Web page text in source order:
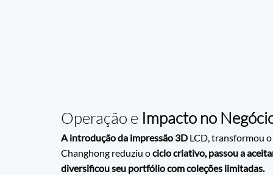
Operação e Impacto no
A introdução da impressão 3D LCD, transformou
Changhong reduziu o ciclo criativo, passou a
diversificou seu portfólio com coleções limitadas.